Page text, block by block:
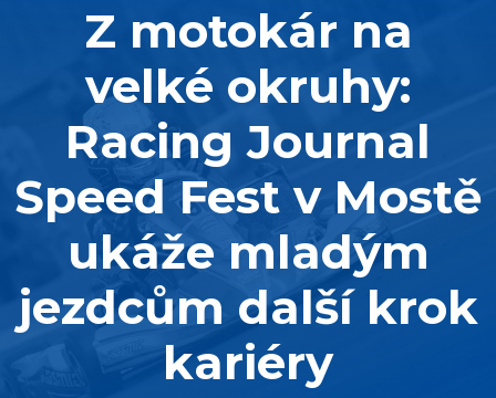
Z motokár na
velké okruhy:
Racing Journal
Speed Fest v Mostě
ukáže mladým
jezdcům další krok
kariéry